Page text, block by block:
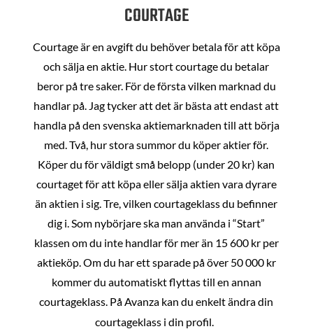
COURTAGE
Courtage är en avgift du behöver betala för att köpa
och sälja en aktie. Hur stort courtage du betalar
beror på tre saker. För de första vilken marknad du
handlar på. Jag tycker att det är bästa att endast att
handla på den svenska aktiemarknaden till att börja
med. Två, hur stora summor du köper aktier för.
Köper du för väldigt små belopp (under 20 kr) kan
courtaget för att köpa eller sälja aktien vara dyrare
än aktien i sig. Tre, vilken courtageklass du befinner
dig i. Som nybörjare ska man använda i “Start”
klassen om du inte handlar för mer än 15 600 kr per
aktieköp. Om du har ett sparade på över 50 000 kr
kommer du automatiskt flyttas till en annan
courtageklass. På Avanza kan du enkelt ändra din
courtageklass i din profil.